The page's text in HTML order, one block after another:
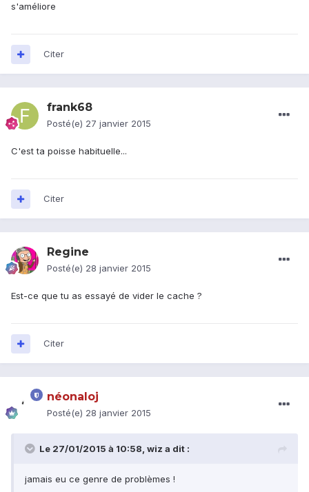
s'améliore
Citer
frank68
Posté(e) 27 janvier 2015
C'est ta poisse habituelle...
Citer
Regine
Posté(e) 28 janvier 2015
Est-ce que tu as essayé de vider le cache ?
Citer
néonaloj
Posté(e) 28 janvier 2015
Le 27/01/2015 à 10:58, wiz a dit :
jamais eu ce genre de problèmes !